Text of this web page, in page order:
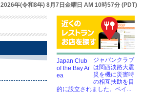
2026年(令和8年) 8月7日金曜日 AM 10時57分 (PDT)
ジャパンクラブ
は関西淡路大震
災を機に災害時
の相互扶助を目
的に設立されました。ベイ...